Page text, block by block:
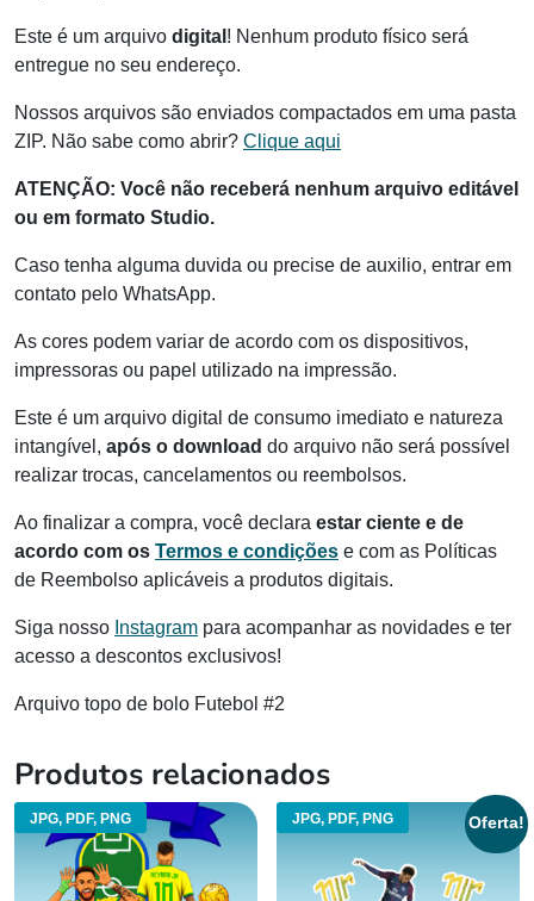
Este é um arquivo digital ! Nenhum produto físico será
entregue no seu endereço.
Nossos arquivos são enviados compactados em uma pasta
ZIP. Não sabe como abrir? Clique aqui
ATENÇÃO: Você não receberá nenhum arquivo editável
ou em formato Studio.
Caso tenha alguma duvida ou precise de auxilio, entrar em
contato pelo WhatsApp.
As cores podem variar de acordo com os dispositivos,
impressoras ou papel utilizado na impressão.
Este é um arquivo digital de consumo imediato e natureza
intangível, após o download do arquivo não será possível
realizar trocas, cancelamentos ou reembolsos.
Ao finalizar a compra, você declara estar ciente e de
acordo com os Termos e condições e com as Políticas
de Reembolso aplicáveis a produtos digitais.
Siga nosso Instagram para acompanhar as novidades e ter
acesso a descontos exclusivos!
Arquivo topo de bolo Futebol #2
Produtos relacionados
JPG, PDF, PNG JPG, PDF, PNG Oferta!